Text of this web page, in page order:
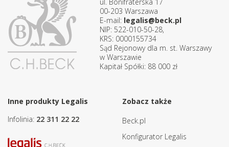
00-203 Warszawa
E-mail: legalis@beck.pl
NIP: 522-010-50-28,
KRS: 0000155734
Sąd Rejonowy dla m. st. Warszawy
w Warszawie
Kapitał Spółki: 88 000 zł
Inne produkty Legalis
Infolinia: 22 311 22 22
Zobacz także
Beck.pl
Konfigurator Legalis